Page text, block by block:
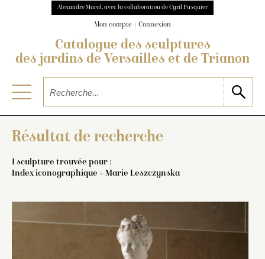
Alexandre Maral, avec la collaboration de Cyril Pasquier
Mon compte Connexion
Catalogue des sculptures
des jardins de Versailles et de Trianon
Résultat de recherche
1 sculpture trouvée pour :
Index iconographique = Marie Leszczynska